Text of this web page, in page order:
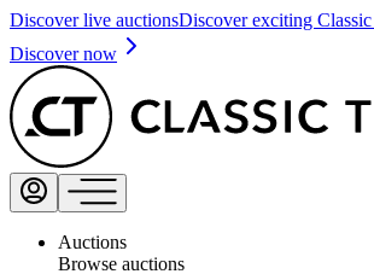
Discover live auctionsDiscover exciting
Discover now
Auctions
Browse auctions